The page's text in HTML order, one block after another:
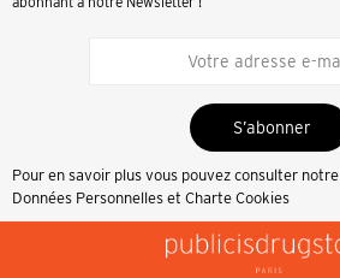
S’abonner
Pour en savoir plus vous pouvez consulter notre
Données Personnelles et Charte Cookies